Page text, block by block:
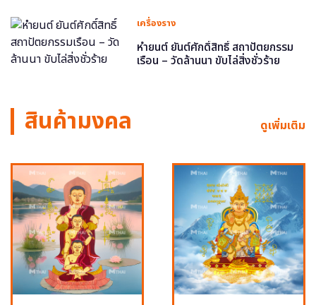
เครื่องราง
หำยนต์ ยันต์ศักดิ์สิทธิ์ สถาปัตยกรรม
เรือน – วัดล้านนา ขับไล่สิ่งชั่วร้าย
สินค้ามงคล ดูเพิ่มเติม